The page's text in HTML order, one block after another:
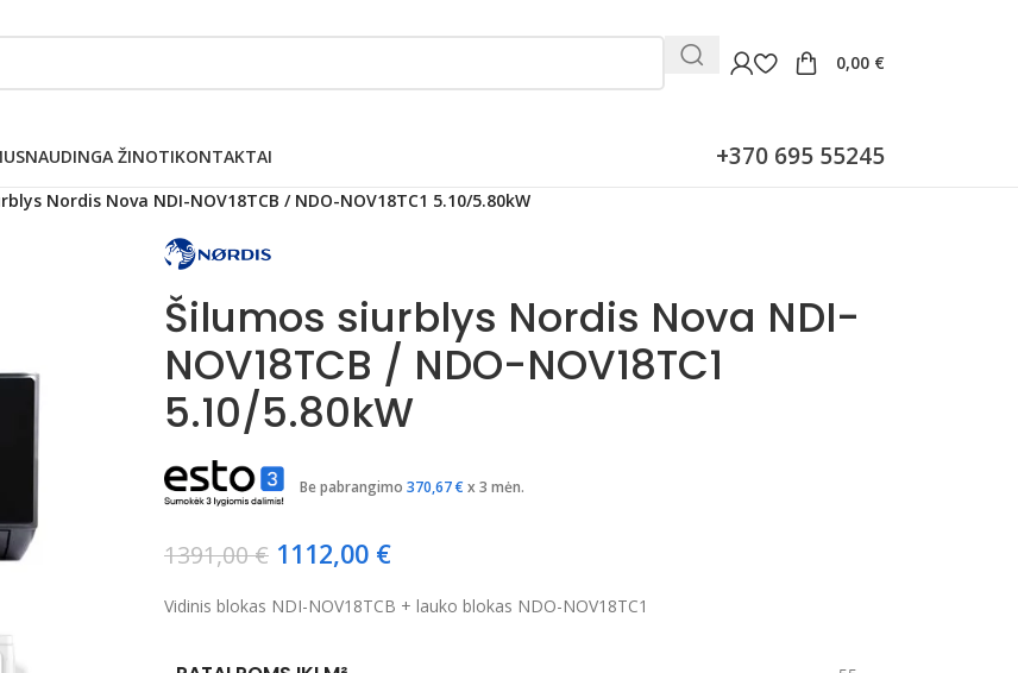
0,00 €
NAUDINGA ŽINOTIKONTAKTAI +370 695 55245
Nordis Nova NDI-NOV18TCB / NDO-NOV18TC1 5.10/5.80kW
Šilumos siurblys Nordis Nova NDI-
NOV18TCB / NDO-NOV18TC1
5.10/5.80kW
Be pabrangimo 370,67€ x 3 mėn.
1391,00€ 1112,00 €
Vidinis blokas NDI-NOV18TCB + lauko blokas NDO-NOV18TC1